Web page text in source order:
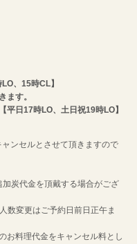
、15時CL】
ます。
日17時LO、土日祝19時LO】
ンセルとさせて頂きますので
炭代金を頂戴する場合がござ
数変更はご予約日前日正午ま
お料理代金をキャンセル料とし